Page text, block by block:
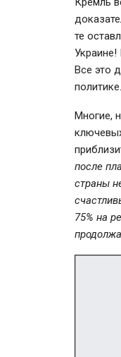
те
Все это
политике.
Многие,
после
страны
75% на